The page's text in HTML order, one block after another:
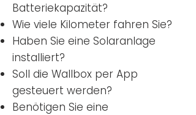
Batteriekapazität?
Wie viele Kilometer fahren Sie?
Haben Sie eine Solaranlage
installiert?
Soll die Wallbox per App
gesteuert werden?
Benötigen Sie eine